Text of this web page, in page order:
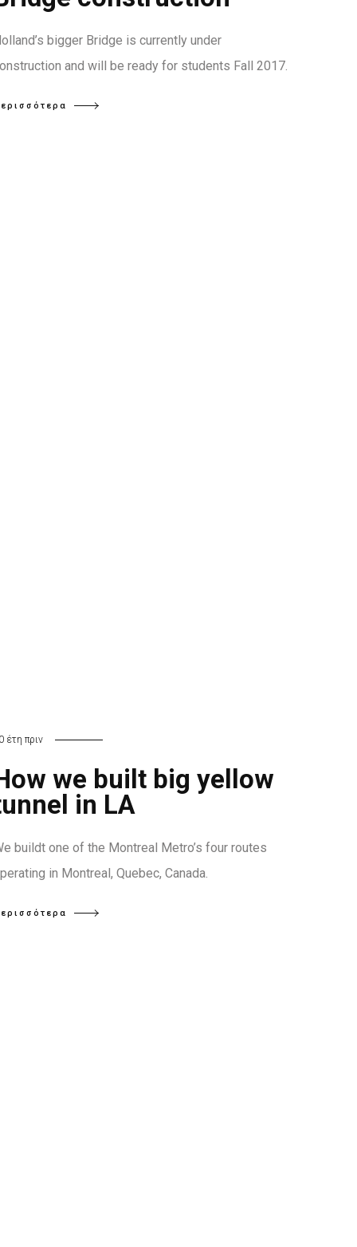
bigger Bridge is currently under
and will be ready for students Fall 2017.
έτη πριν
we built big yellow
in LA
buildt one of the Montreal Metro’s four routes
in Montreal, Quebec, Canada.